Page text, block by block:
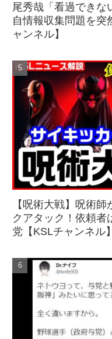
尾秀哉「看過できな
自情報収集問題を突
ャンネル】
【呪術大戦】呪術
クアタック！依頼者
党【KSLチャンネル】